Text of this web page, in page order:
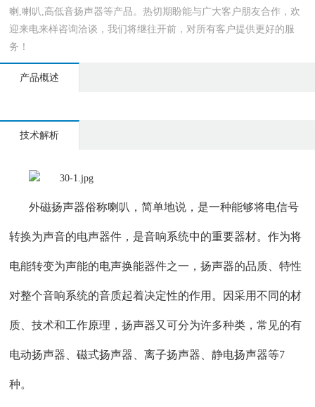
喇,喇叭,高低音扬声器等产品。热切期盼能与广大客户朋友合作，欢
迎来电来样咨询洽谈，我们将继往开前，对所有客户提供更好的服
务！
产品概述
技术解析
外磁扬声器俗称喇叭，简单地说，是一种能够将电信号
转换为声音的电声器件，是音响系统中的重要器材。作为将
电能转变为声能的电声换能器件之一，扬声器的品质、特性
对整个音响系统的音质起着决定性的作用。因采用不同的材
质、技术和工作原理，扬声器又可分为许多种类，常见的有
电动扬声器、磁式扬声器、离子扬声器、静电扬声器等7
种。